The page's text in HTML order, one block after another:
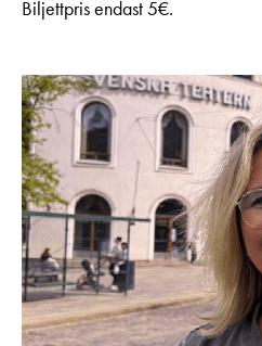
Biljettpris endast 5€.